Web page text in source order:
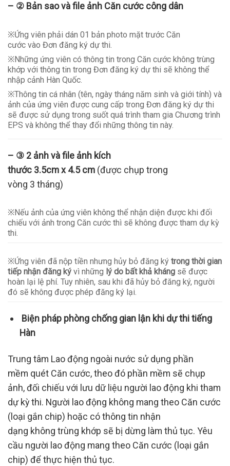
– ② Bản sao và file ảnh Căn cước công dân
※Ứng viên phải dán 01 bản photo mặt trước Căn
cước vào Đơn đăng ký dự thi.
※Những ứng viên có thông tin trong Căn cước không trùng
khớp với thông tin trong Đơn đăng ký dự thi sẽ không thể
nhập cảnh Hàn Quốc.
※Thông tin cá nhân (tên, ngày tháng năm sinh và giới tính) và
ảnh của ứng viên được cung cấp trong Đơn đăng ký dự thi
sẽ được sử dụng trong suốt quá trình tham gia Chương trình
EPS và không thể thay đổi những thông tin này.
– ③ 2 ảnhvà file ảnh kích
thước 3.5cmx 4.5cm (được chụp trong
vòng 3 tháng)
※Nếu ảnh của ứng viên không thể nhận diện được khi đối
chiếu với ảnh trong Căn cước thì sẽ không được tham dự kỳ
thi.
※Ứng viên đã nộp tiền nhưng hủy bỏ đăng ký trong thời gian
tiếp nhận đăng ký vì những lý do bất khả kháng sẽ được
hoàn lại lệ phí. Tuy nhiên, sau khi đã hủy bỏ đăng ký, người
đó sẽ không được phép đăng ký lại.
Biện pháp phòng chống gian lận khi dự thi tiếng
Hàn
Trung tâm Lao động ngoài nước sử dụng phần
mềm quét Căn cước, theo đó phần mềm sẽ chụp
ảnh, đối chiếu với lưu dữ liệu người lao động khi tham
dự kỳ thi. Người lao động không mang theo Căn cước
(loại gắn chip) hoặc có thông tin nhận
dạng không trùng khớp sẽ bị dừng làm thủ tục. Yêu
cầu người lao động mang theo Căn cước (loại gắn
chip) để thực hiện thủ tục.